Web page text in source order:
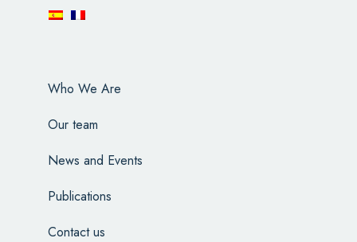
Who We Are
Our team
News and Events
Publications
Contact us